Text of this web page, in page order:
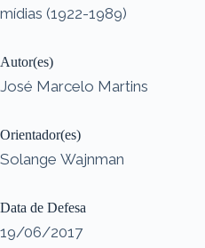
mídias (1922-1989)
Autor(es)
José Marcelo Martins
Orientador(es)
Solange Wajnman
Data de Defesa
19/06/2017